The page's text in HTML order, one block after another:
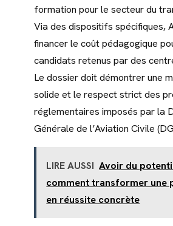
formation pour le secteur du
Via des dispositifs spécifiques,
financer le coût pédagogique
candidats retenus par des
Le dossier doit démontrer une
solide et le respect strict des
réglementaires imposés par la
Générale de l’Aviation Civile
LIRE AUSSI Avoir du
comment transformer une
en réussite concrète